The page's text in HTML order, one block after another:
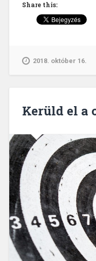
–
könyvtári
Share this:
2018. október 16.
Kerüld el a